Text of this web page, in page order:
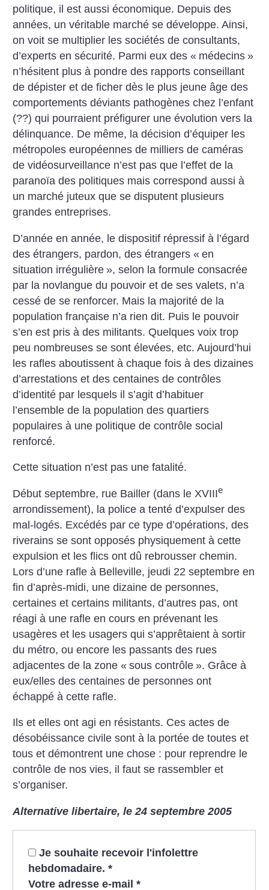
politique, il est aussi économique. Depuis des
années, un véritable marché se développe. Ainsi,
on voit se multiplier les sociétés de consultants,
d’experts en sécurité. Parmi eux des « médecins »
n’hésitent plus à pondre des rapports conseillant
de dépister et de ficher dès le plus jeune âge des
comportements déviants pathogènes chez l’enfant
(??) qui pourraient préfigurer une évolution vers la
délinquance. De même, la décision d’équiper les
métropoles européennes de milliers de caméras
de vidéosurveillance n’est pas que l’effet de la
paranoïa des politiques mais correspond aussi à
un marché juteux que se disputent plusieurs
grandes entreprises.
D’année en année, le dispositif répressif à l’égard
des étrangers, pardon, des étrangers « en
situation irrégulière », selon la formule consacrée
par la novlangue du pouvoir et de ses valets, n’a
cessé de se renforcer. Mais la majorité de la
population française n’a rien dit. Puis le pouvoir
s’en est pris à des militants. Quelques voix trop
peu nombreuses se sont élevées, etc. Aujourd’hui
les rafles aboutissent à chaque fois à des dizaines
d’arrestations et des centaines de contrôles
d’identité par lesquels il s’agit d’habituer
l’ensemble de la population des quartiers
populaires à une politique de contrôle social
renforcé.
Cette situation n’est pas une fatalité.
Début septembre, rue Bailler (dans le XVIIIe
arrondissement), la police a tenté d’expulser des
mal-logés. Excédés par ce type d’opérations, des
riverains se sont opposés physiquement à cette
expulsion et les flics ont dû rebrousser chemin.
Lors d’une rafle à Belleville, jeudi 22 septembre en
fin d’après-midi, une dizaine de personnes,
certaines et certains militants, d’autres pas, ont
réagi à une rafle en cours en prévenant les
usagères et les usagers qui s’apprêtaient à sortir
du métro, ou encore les passants des rues
adjacentes de la zone « sous contrôle ». Grâce à
eux/elles des centaines de personnes ont
échappé à cette rafle.
Ils et elles ont agi en résistants. Ces actes de
désobéissance civile sont à la portée de toutes et
tous et démontrent une chose : pour reprendre le
contrôle de nos vies, il faut se rassembler et
s’organiser.
Alternative libertaire, le 24 septembre 2005
Je souhaite recevoir l'infolettre
hebdomadaire. *
Votre adresse e-mail *